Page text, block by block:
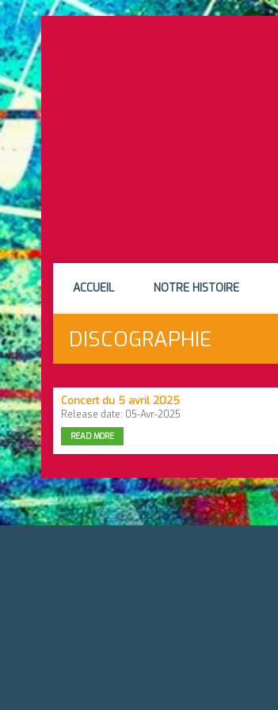
ACCUEIL NOTRE HISTOIRE
DISCOGRAPHIE
Concert du 5 avril 2025
Release date: 05-Avr-2025
READ MORE